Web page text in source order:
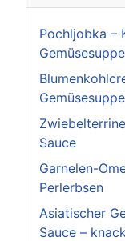
Pochljobka –
Sauce
Garnelen-
Perlerbsen
Asiatischer
Sauce –